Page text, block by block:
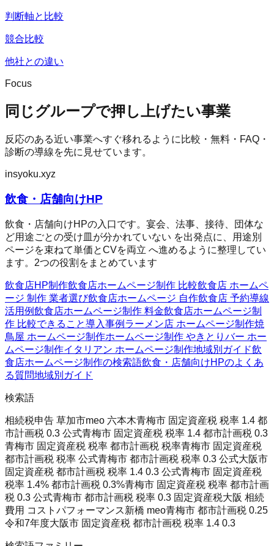
判断軸と比較
競合比較
他社との違い
Focus
同じグループで押し上げたい事業
反応のある近い事業へすぐ移れるように比較・無料・FAQ・
診断の導線を先に見せています。
insyoku.xyz
飲食・店舗向けHP
飲食・店舗向けHPの入口です。宴会、法事、接待、団体な
ど用途ごとの受け皿が分かれていない を出発点に、用途別
ページを束ねて単価とCVを両立 へ進めるように整理してい
ます。2つの役割をまとめています
飲食店HP制作飲食店ホームページ制作 比較飲食店 ホームペ
ージ 制作 業者選び飲食店ホームページ 自作飲食店 予約導線
活用例飲食店ホームページ制作 料金飲食店ホームページ制
作 比較できること導入事例 ラーメン店 ホームページ制作焼
鳥屋 ホームページ制作ホームページ制作 やきとり バー ホー
ムページ制作イタリアン ホームページ制作地域別ガイド飲
食店ホームページ制作の検索語飲食・店舗向けHPのよくあ
る質問地域別ガイド
検索語
相続税申告 草加市meo 六本木青梅市 固定資産税 税率 1.4 都
市計画税 0.3 公式青梅市 固定資産税 税率 1.4 都市計画税 0.3
青梅市 固定資産税 税率 都市計画税 税率青梅市 固定資産税
都市計画税 税率 公式青梅市 都市計画税 税率 0.3 公式大阪市
固定資産税 都市計画税 税率 1.4 0.3 公式青梅市 固定資産税
税率 1.4% 都市計画税 0.3%青梅市 固定資産税 税率 都市計画
税 0.3 公式青梅市 都市計画税 税率 0.3 固定資産税大阪 相続
費用 コストパフォーマンス新橋 meo青梅市 都市計画税 0.25
令和7年度大阪市 固定資産税 都市計画税 税率 1.4 0.3